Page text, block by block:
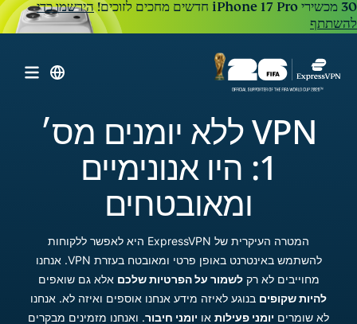
הירשמו כדי
להשתתף
VPN ללא יומנים מס׳
1: היו אנונימיים
ומאובטחים
המטרה העיקרית של ExpressVPN היא לאפשר ללקוחות
להשתמש באינטרנט באופן פרטי ומאובטח בעזרת VPN. אנחנו
מחוייבים לא רקלשמור על הפרטיות שלכם אלא גם שואפים
להיות שקופים בנוגע לאיזה מידע אנחנו אוספים ואיזה לא. אנחנו
לא שומרים יומני פעילות או יומני חיבור. ואנחנו מזמינים מבקרים